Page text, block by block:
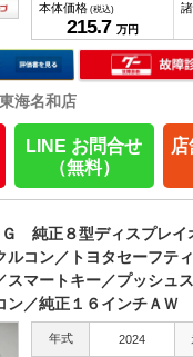
本体価格 (税込)
215.7 万円
海名和店
LINE お問合せ
（無料）
Ｇ 純正８型ディスプレイ
ルコン／トヨタセーフテ
スマートキー／プッシュ
ン／純正１６インチＡＷ
年式 2024